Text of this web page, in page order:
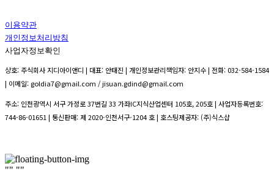
이용약관
개인정보처리방침
사업자정보확인
상호: 주식회사 지디아이앤디 | 대표: 안태진 | 개인정보관리책임자: 안지수 | 전화: 032-584-1584
| 이메일: goldia7@gmail.com / jisuan.gdind@gmail.com
주소: 인천광역시 서구 가정로 37번길 33 가좌IC지식산업센터 105호, 205호 | 사업자등록번호:
744-86-01651 | 통신판매:제 2020-인천서구-1204 호| 호스팅제공자: (주)식스샵
"" ""